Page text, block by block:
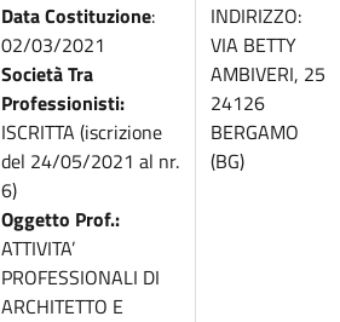
Data Costituzione:
02/03/2021
Società Tra
Professionisti:
ISCRITTA (iscrizione
del 24/05/2021 al nr.
6)
Oggetto Prof.:
ATTIVITA’
PROFESSIONALI DI
ARCHITETTO E
INDIRIZZO:
VIA BETTY
AMBIVERI, 25
24126
BERGAMO
(BG)